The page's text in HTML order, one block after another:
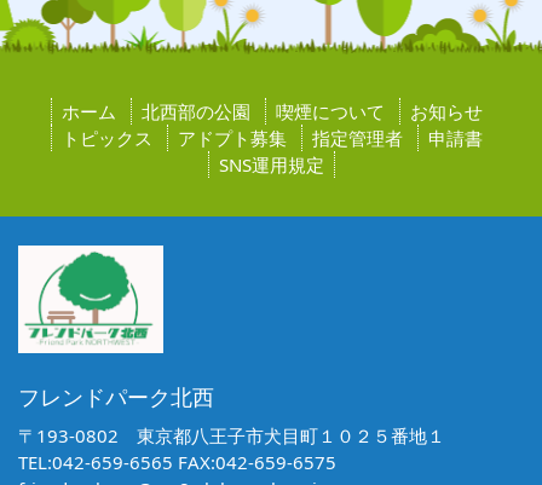
ホーム 北西部の公園 喫煙について
お知らせ
トピックス
アドプト募集 指定管理者
申請書
SNS運用規定
フレンドパーク北西
〒193-0802 東京都八王子市犬目町１０２５番地１
TEL:042-659-6565 FAX:042-659-6575